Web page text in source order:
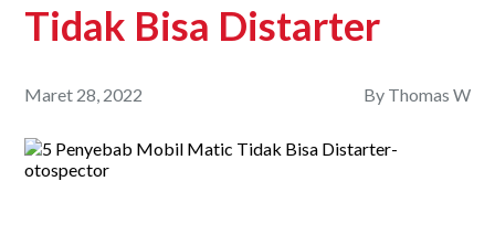
Tidak Bisa Distarter
Maret 28, 2022 By Thomas W